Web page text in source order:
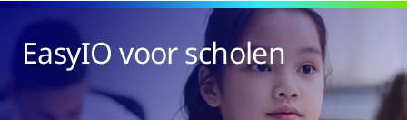
EasyIO voor scholen